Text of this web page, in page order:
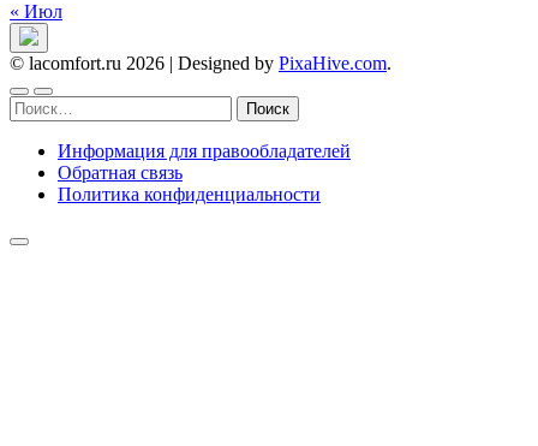
« Июл
© lacomfort.ru 2026 | Designed by PixaHive.com.
Найти:
Информация для правообладателей
Обратная связь
Политика конфиденциальности